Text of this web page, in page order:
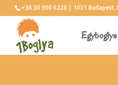
+36 30 900 6228 | 1031